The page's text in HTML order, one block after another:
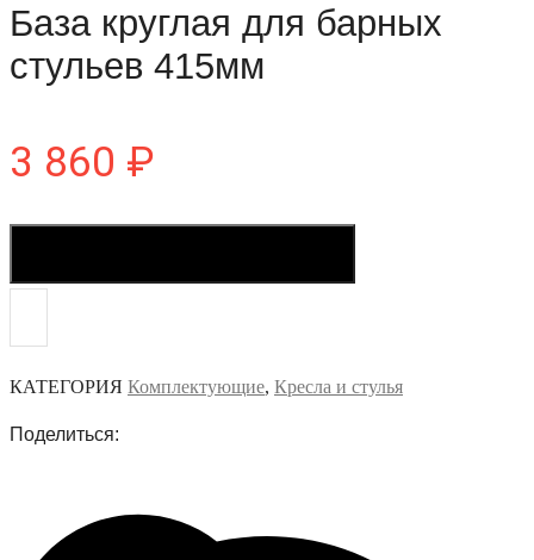
База круглая для барных
стульев 415мм
3 860 ₽
КАТЕГОРИЯ Комплектующие, Кресла и стулья
Поделиться: